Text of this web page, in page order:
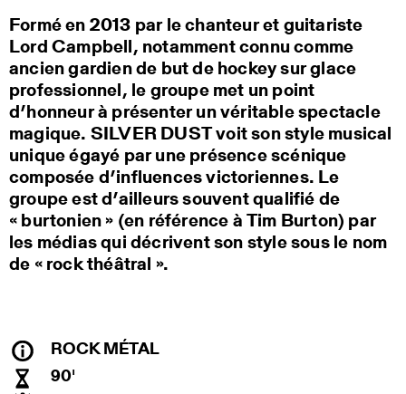
Formé en 2013 par le chanteur et guitariste
Lord Campbell, notamment connu comme
ancien gardien de but de hockey sur glace
professionnel, le groupe met un point
d’honneur à présenter un véritable spectacle
magique. SILVER DUST voit son style musical
unique égayé par une présence scénique
composée d’influences victoriennes. Le
groupe est d’ailleurs souvent qualifié de
« burtonien » (en référence à Tim Burton) par
les médias qui décrivent son style sous le nom
de « rock théâtral ».
ROCK MÉTAL
90'